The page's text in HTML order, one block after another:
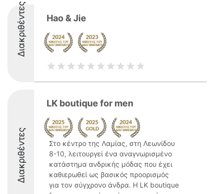
Διακριθέντες Hao & Jie
Διακριθέντες
LK boutique for men
Στο κέντρο της Λαμίας, στη Λεωνίδου
8-10, λειτουργεί ένα αναγνωρισμένο
κατάστημα ανδρικής μόδας που έχει
καθιερωθεί ως βασικός προορισμός
για τον σύγχρονο άνδρα. Η LK boutique